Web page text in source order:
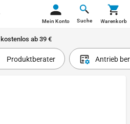
Suche
Mein Konto Warenkorb
kostenlos ab 39 €
Produktberater Antrieb